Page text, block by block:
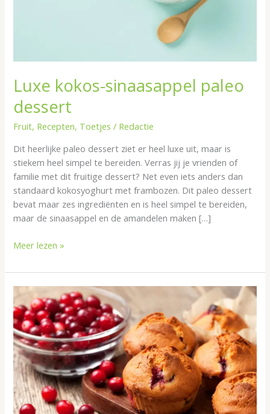
Luxe kokos-sinaasappel paleo
dessert
Fruit, Recepten, Toetjes / Redactie
Dit heerlijke paleo dessert ziet er heel luxe uit, maar is
stiekem heel simpel te bereiden. Verras jij je vrienden of
familie met dit fruitige dessert? Net even iets anders dan
standaard kokosyoghurt met frambozen. Dit paleo dessert
bevat maar zes ingrediënten en is heel simpel te bereiden,
maar de sinaasappel en de amandelen maken […]
Meer lezen »
Friszoete
cranberry
muffins